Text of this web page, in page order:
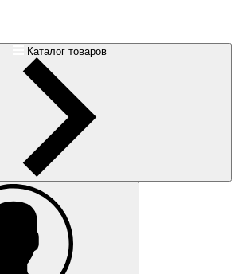
Каталог товаров